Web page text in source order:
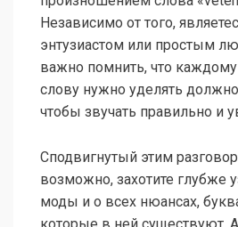
Независимо от того,
энтузиастом или простым
важно помнить, что
слову нужно уделять
чтобы звучать правильно и
Сподвигнутый этим
возможно, захотите глубже
моды и о всех нюансах,